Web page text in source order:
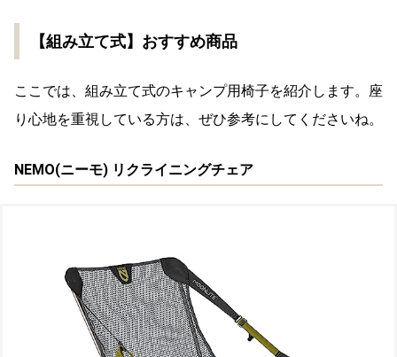
【組み立て式】おすすめ商品
ここでは、組み立て式のキャンプ用椅子を紹介します。座
り心地を重視している方は、ぜひ参考にしてくださいね。
NEMO(ニーモ) リクライニングチェア